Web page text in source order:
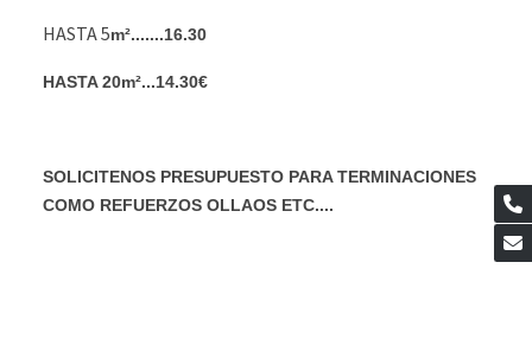
HASTA 5m².......16.30
HASTA 20m²...14.30€
SOLICITENOS PRESUPUESTO PARA TERMINACIONES
COMO REFUERZOS OLLAOS ETC....